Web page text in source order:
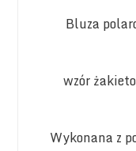
Bluza
wzór
Wykonana z